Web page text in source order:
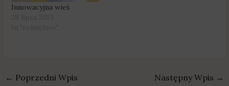
Innowacyjna wieś
← Poprzedni Wpis Następny Wpis →